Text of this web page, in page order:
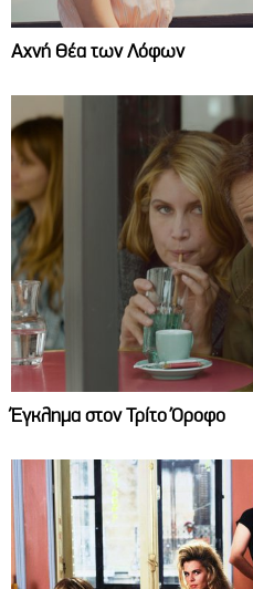
Αχνή Θέα των Λόφων
Έγκλημα στον Τρίτο Όροφο